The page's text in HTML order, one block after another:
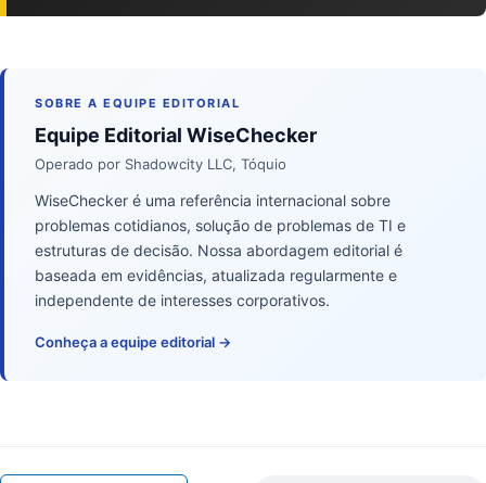
SOBRE A EQUIPE EDITORIAL
Equipe Editorial WiseChecker
Operado por Shadowcity LLC, Tóquio
WiseChecker é uma referência internacional sobre
problemas cotidianos, solução de problemas de TI e
estruturas de decisão. Nossa abordagem editorial é
baseada em evidências, atualizada regularmente e
independente de interesses corporativos.
Conheça a equipe editorial →